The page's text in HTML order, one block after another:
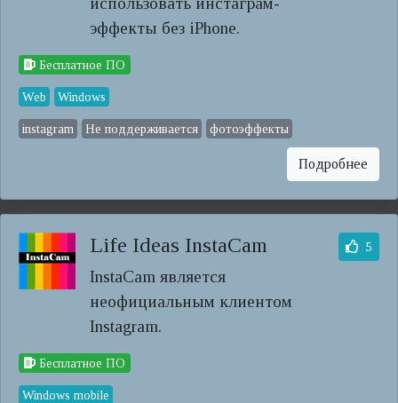
эффекты без iPhone.
Бесплатное ПО
Web Windows
instagram Не поддерживается фотоэффекты
Подробнее
Life Ideas InstaCam
InstaCam является
неофициальным клиентом
Instagram.
5
Бесплатное ПО
Windows mobile